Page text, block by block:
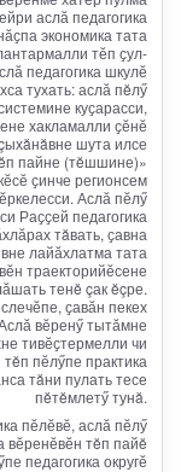
аслӑ педагогика
экономика тата
тӗп ҫул-
педагогика шкулӗ
тухать: аслӑ пĕлӳ
куҫарасси,
хакламалли ҫӗнӗ
шута илсе
пайне (тĕшшине)»
ҫинче регионсем
Аслӑ пӗлӳ
Раҫҫей педагогика
тăвать, ҫавна
лайӑхлатма тата
траекторийӗсене
тенĕ çак ĕçре.
ҫавӑн пекех
вӗренӳ тытӑмне
тивӗҫтермелли чи
пӗлӳпе практика
тăни пулать тесе
пĕтĕмлетӳ тунă.
пӗлӗвӗ, аслӑ пӗлӳ
вӗренӗвӗн тĕп пайĕ
педагогика округӗ